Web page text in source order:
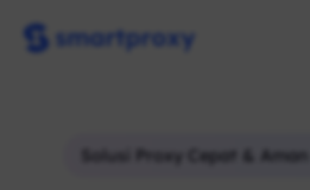
Solusi Proxy Cepat &